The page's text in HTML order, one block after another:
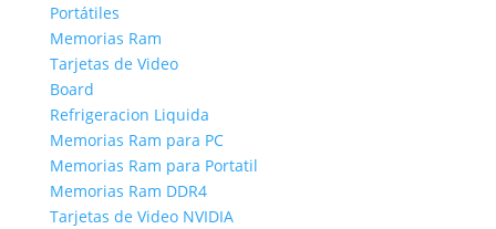
Portátiles
Memorias Ram
Tarjetas de Video
Board
Refrigeracion Liquida
Memorias Ram para PC
Memorias Ram para Portatil
Memorias Ram DDR4
Tarjetas de Video NVIDIA